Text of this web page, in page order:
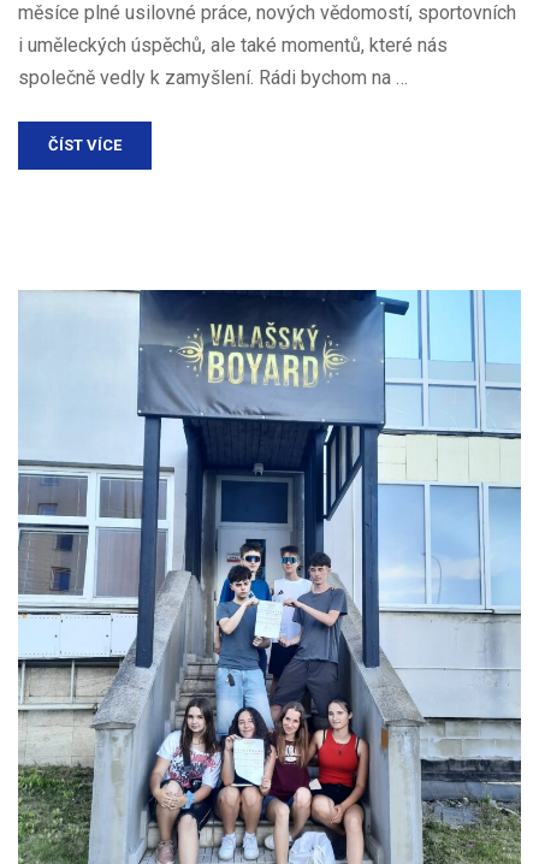
měsíce plné usilovné práce, nových vědomostí, sportovních
i uměleckých úspěchů, ale také momentů, které nás
společně vedly k zamyšlení. Rádi bychom na …
ČÍST VÍCE